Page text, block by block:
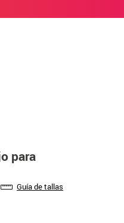
para
Guía de tallas